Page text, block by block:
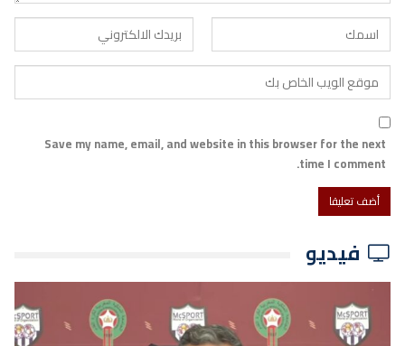
Save my name, email, and website in this browser for the next
time I comment.
فيديو